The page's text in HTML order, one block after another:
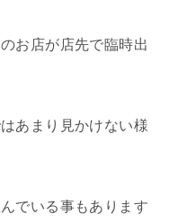
お店が店先で臨時出
あまり見かけない様
でいる事もあります